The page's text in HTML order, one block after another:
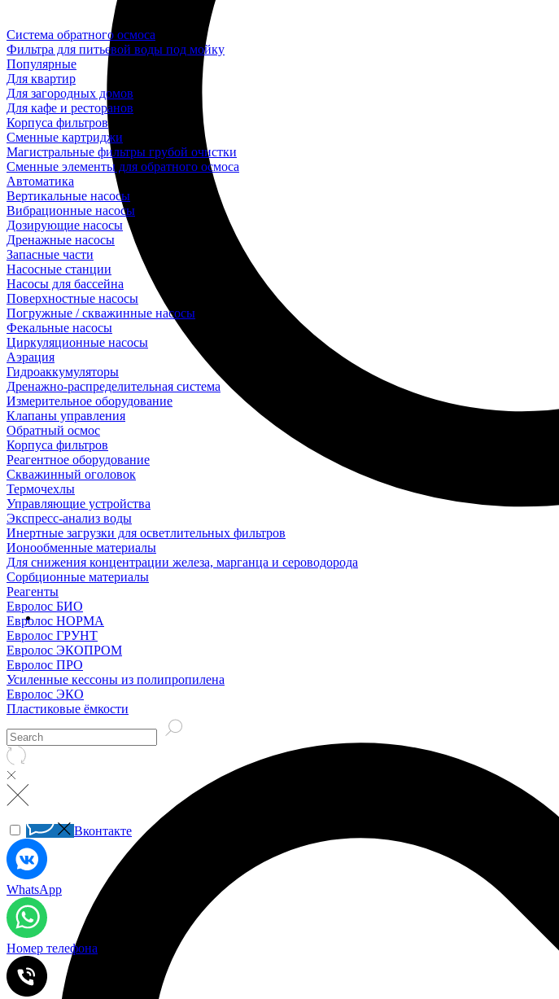
Система обратного осмоса
Фильтра для питьевой воды под мойку
Популярные
Для квартир
Для загородных домов
Для кафе и ресторанов
Корпуса фильтров
Сменные картриджи
Магистральные фильтры грубой очистки
Сменные элементы для обратного осмоса
Автоматика
Вертикальные насосы
Вибрационные насосы
Дозирующие насосы
Дренажные насосы
Запасные части
Насосные станции
Насосы для бассейна
Поверхностные насосы
Погружные / скважинные насосы
Фекальные насосы
Циркуляционные насосы
Аэрация
Гидроаккумуляторы
Дренажно-распределительная система
Измерительное оборудование
Клапаны управления
Обратный осмос
Корпуса фильтров
Реагентное оборудование
Скважинный оголовок
Термочехлы
Управляющие устройства
Экспресс-анализ воды
Инертные загрузки для осветлительных фильтров
Ионообменные материалы
Для снижения концентрации железа, марганца и сероводорода
Сорбционные материалы
Реагенты
Евролос БИО
Евролос НОРМА
Евролос ГРУНТ
Евролос ЭКОПРОМ
Евролос ПРО
Усиленные кессоны из полипропилена
Евролос ЭКО
Пластиковые ёмкости
Вконтакте
WhatsApp
Номер телефона